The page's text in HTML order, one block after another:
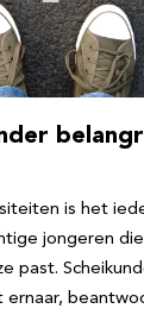
is het
jongeren
past.
ernaar,